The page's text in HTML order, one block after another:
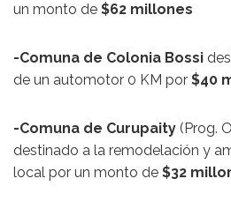
un monto de $62 millones
-Comuna de Colonia Bossi
de un automotor 0 KM por $40
-Comuna de Curupaity (Prog.
destinado a la remodelación y
local por un monto de $32